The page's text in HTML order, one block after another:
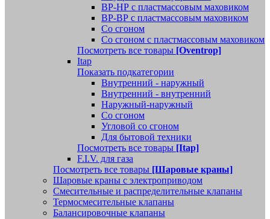
ВР-НР с пластмассовым маховиком
ВР-ВР с пластмассовым маховиком
Со сгоном
Со сгоном с пластмассовым маховиком
Посмотреть все товары [Oventrop]
Itap
Показать подкатегории
Внутренний - наружный
Внутренний - внутренний
Наружный-наружный
Со сгоном
Угловой со сгоном
Для бытовой техники
Посмотреть все товары [Itap]
F.I.V. для газа
Посмотреть все товары [Шаровые краны]
Шаровые краны с электроприводом
Смесительные и распределительные клапаны
Термосмесительные клапаны
Балансировочные клапаны